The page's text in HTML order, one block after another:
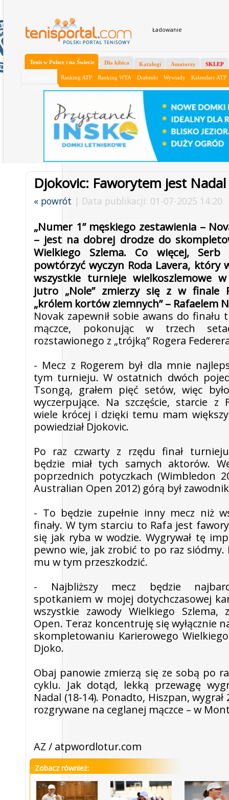
Ładowanie
Tenis w Polsce i na Świecie
Ranking ATP Ranking WTA Drabinki Wywiady Kalendarz ATP
Dla kibica Katalogi Amatorzy SKLEP
Djokovic: Faworytem jest Nadal
« powrót | Data publikacji: 01-07-2025 14:20
„Numer 1” męskiego zestawienia –
– jest na dobrej drodze do
Wielkiego Szlema. Co więcej,
powtórzyć wyczyn Roda Lavera, który
wszystkie turnieje wielkoszlemowe
jutro „Nole” zmierzy się z w finale
„królem kortów ziemnych” – Rafaelem
Novak zapewnił sobie awans do
mączce, pokonując w trzech
rozstawionego z „trójką” Rogera
- Mecz z Rogerem był dla mnie
tym turnieju. W ostatnich dwóch
Tsongą, grałem pięć setów, więc
wyczerpujące. Na szczęście, starcie z
wiele krócej i dzięki temu mam
powiedział Djokovic.
Po raz czwarty z rzędu finał turnieju
będzie miał tych samych aktorów.
poprzednich potyczkach (Wimbledon
Australian Open 2012) górą był
- To będzie zupełnie inny mecz niż
finały. W tym starciu to Rafa jest
się jak ryba w wodzie. Wygrywał tę
pewno wie, jak zrobić to po raz
mu w tym przeszkodzić.
- Najbliższy mecz będzie
spotkaniem w mojej dotychczasowej
wszystkie zawody Wielkiego Szlema,
Open. Teraz koncentruję się wyłącznie
skompletowaniu Karierowego Wielkiego
Djoko.
Obaj panowie zmierzą się ze sobą po
cyklu. Jak dotąd, lekką przewagę
Nadal (18-14). Ponadto, Hiszpan,
rozgrywane na ceglanej mączce – w
AZ / atpwordlotur.com
Zobacz również: